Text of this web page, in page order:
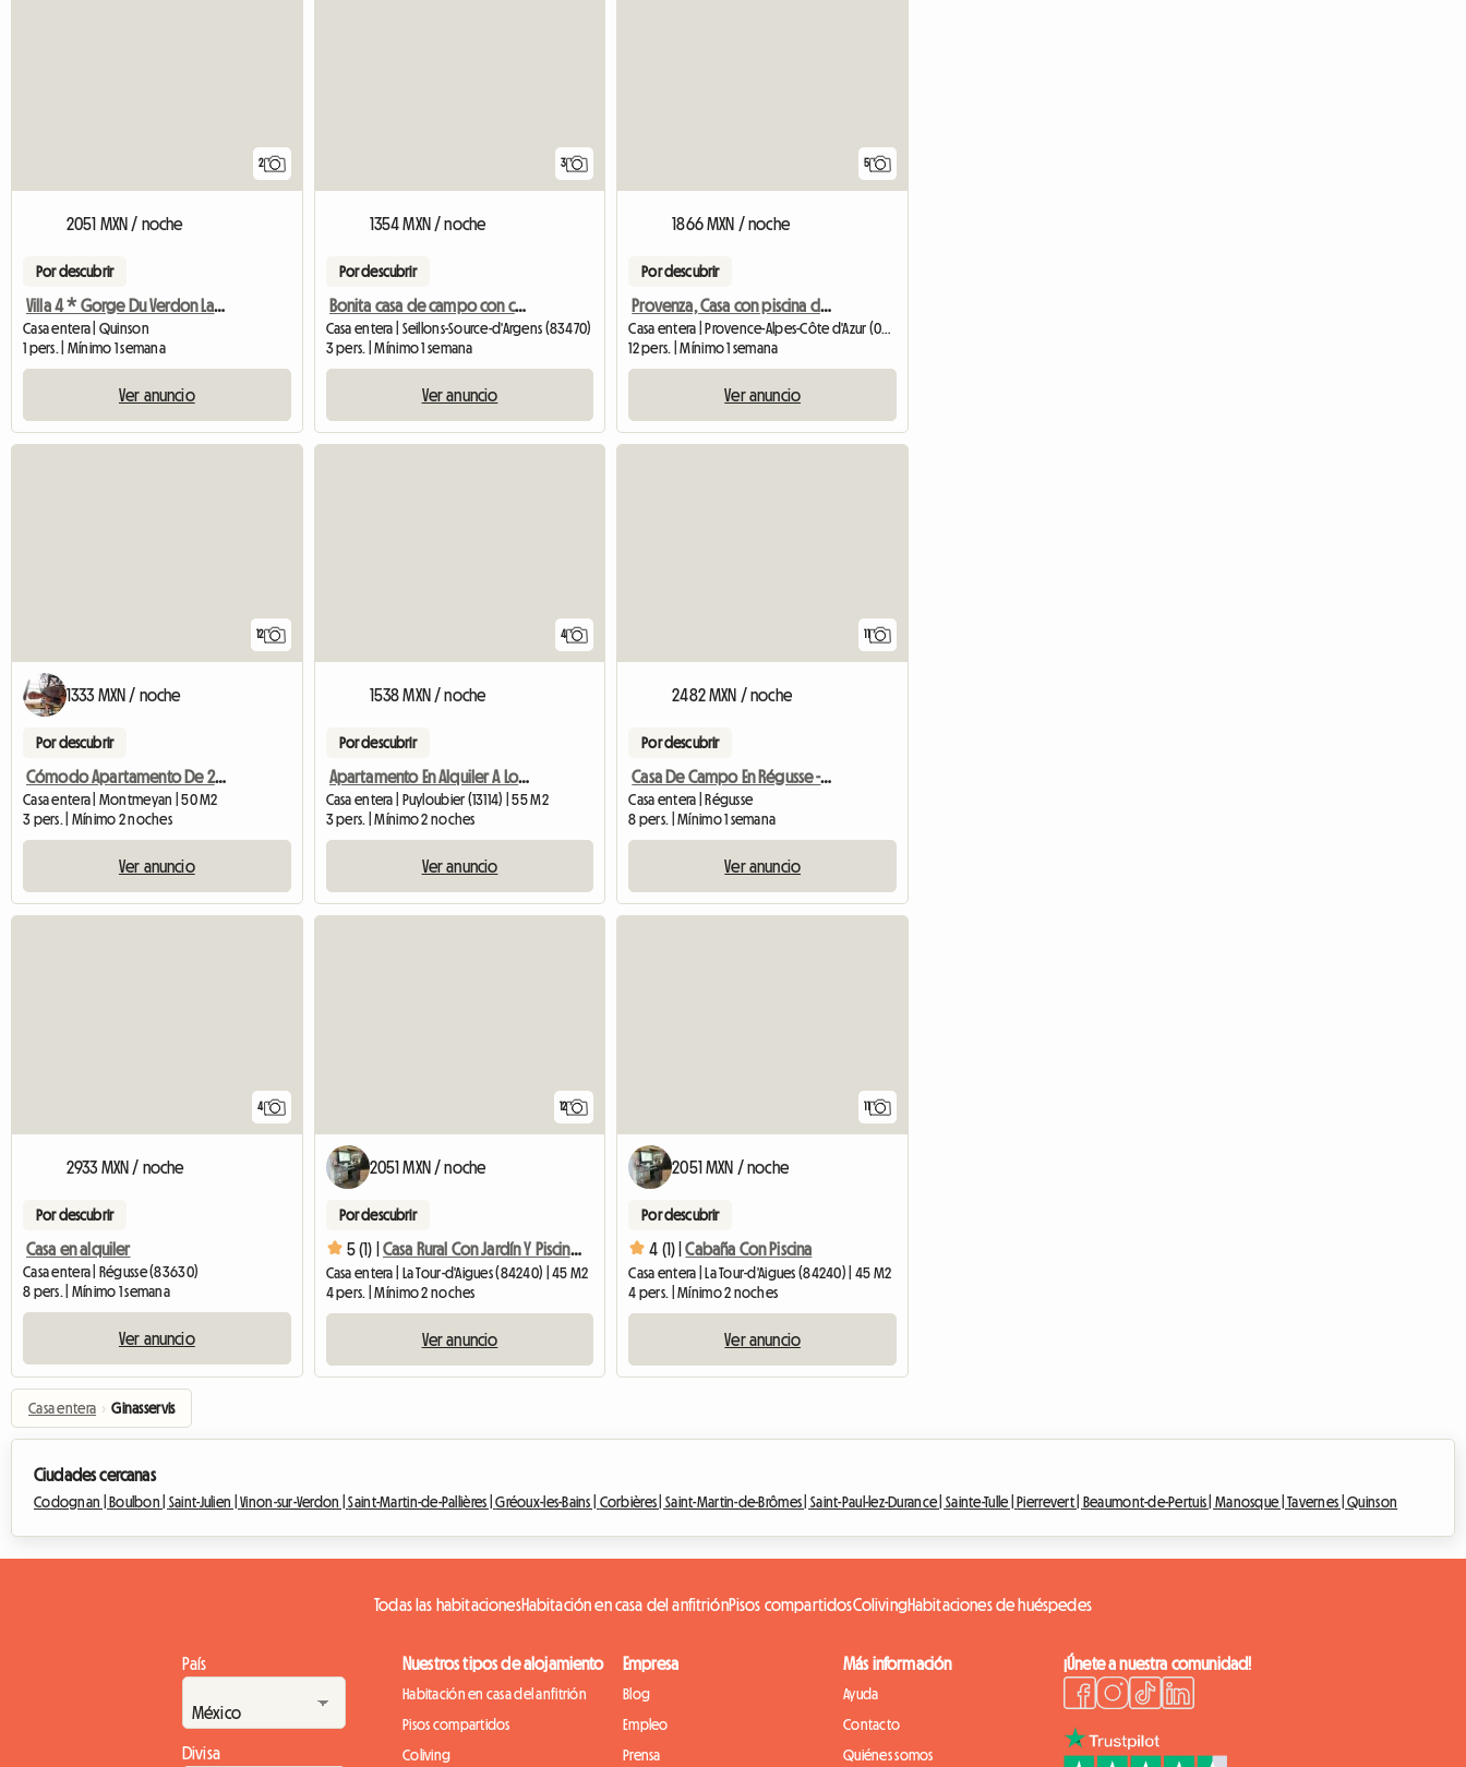
2
2051 MXN / noche
Por descubrir
Villa 4 * Gorge Du Verdon Lago Saint Croix
Casa entera | Quinson
1 pers. | Mínimo 1 semana
Ver anuncio
3
1354 MXN / noche
Por descubrir
Bonita casa de campo con cómodo jardín privado.
Casa entera | Seillons-Source-d'Argens (83470)
3 pers. | Mínimo 1 semana
Ver anuncio
5
1866 MXN / noche
Por descubrir
Provenza, Casa con piscina climatizada
Casa entera | Provence-Alpes-Côte d'Azur (04500)
12 pers. | Mínimo 1 semana
Ver anuncio
12
1333 MXN / noche
Por descubrir
Cómodo Apartamento De 2 Habitaciones
Casa entera | Montmeyan | 50 M2
3 pers. | Mínimo 2 noches
Ver anuncio
4
1538 MXN / noche
Por descubrir
Apartamento En Alquiler A Los Pies De La Sainte-victoire
Casa entera | Puyloubier (13114) | 55 M2
3 pers. | Mínimo 2 noches
Ver anuncio
2482 MXN / noche
Por descubrir
Casa De Campo En Régusse - Cerca De Los Lagos
Casa entera | Régusse
8 pers. | Mínimo 1 semana
Ver anuncio
4
2933 MXN / noche
Por descubrir
Casa en alquiler
Casa entera | Régusse (83630)
8 pers. | Mínimo 1 semana
Ver anuncio
12
2051 MXN / noche
Por descubrir
5 (1) | Casa Rural Con Jardín Y Piscina Para Compartir En Temporada
Casa entera | La Tour-d'Aigues (84240) | 45 M2
4 pers. | Mínimo 2 noches
Ver anuncio
11
2051 MXN / noche
Por descubrir
4 (1) | Cabaña Con Piscina
Casa entera | La Tour-d'Aigues (84240) | 45 M2
4 pers. | Mínimo 2 noches
Ver anuncio
Casa entera › Ginasservis
Ciudades cercanas
Codognan |Boulbon | Saint-Julien |Vinon-sur-Verdon |Saint-Martin-de-Pallières |Gréoux-les-Bains | Corbières | Saint-Martin-de-Brômes | Saint-Paul-lez-Durance | Sainte-Tulle |Pierrevert | Beaumont-de-Pertuis | Manosque |Tavernes |Quinson
Todas las habitacionesHabitación en casa del anfitriónPisos compartidosColivingHabitaciones de huéspedes
País
Divisa
Nuestros tipos de alojamiento
Habitación en casa del anfitrión
Pisos compartidos
Coliving
Empresa
Blog
Empleo
Prensa
Más información
Ayuda
Contacto
Quiénes somos
¡Únete a nuestra comunidad!